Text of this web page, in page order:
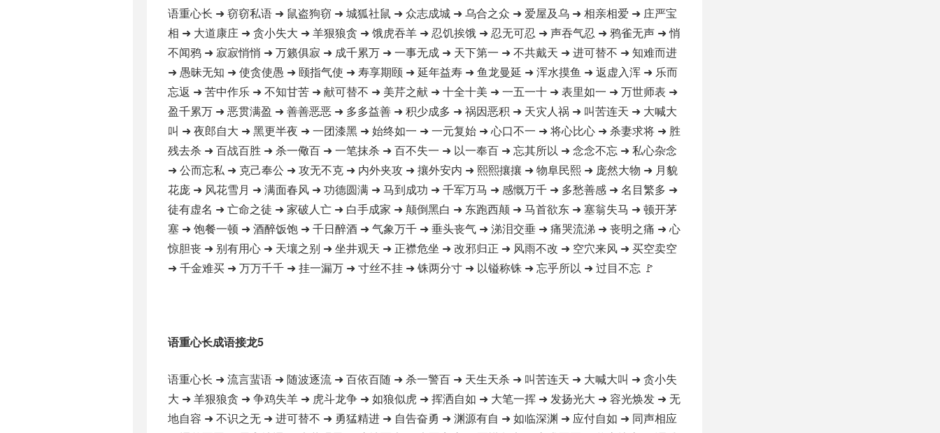
语重心长 ➜ 窃窃私语 ➜ 鼠盗狗窃 ➜ 城狐社鼠 ➜ 众志成城 ➜ 乌合之众 ➜ 爱屋及乌 ➜ 相亲相爱 ➜ 庄严宝
相 ➜ 大道康庄 ➜ 贪小失大 ➜ 羊狠狼贪 ➜ 饿虎吞羊 ➜ 忍饥挨饿 ➜ 忍无可忍 ➜ 声吞气忍 ➜ 鸦雀无声 ➜ 悄
不闻鸦 ➜ 寂寂悄悄 ➜ 万籁俱寂 ➜ 成千累万 ➜ 一事无成 ➜ 天下第一 ➜ 不共戴天 ➜ 进可替不 ➜ 知难而进
➜ 愚昧无知 ➜ 使贪使愚 ➜ 颐指气使 ➜ 寿享期颐 ➜ 延年益寿 ➜ 鱼龙曼延 ➜ 浑水摸鱼 ➜ 返虚入浑 ➜ 乐而
忘返 ➜ 苦中作乐 ➜ 不知甘苦 ➜ 献可替不 ➜ 美芹之献 ➜ 十全十美 ➜ 一五一十 ➜ 表里如一 ➜ 万世师表 ➜
盈千累万 ➜ 恶贯满盈 ➜ 善善恶恶 ➜ 多多益善 ➜ 积少成多 ➜ 祸因恶积 ➜ 天灾人祸 ➜ 叫苦连天 ➜ 大喊大
叫 ➜ 夜郎自大 ➜ 黑更半夜 ➜ 一团漆黑 ➜ 始终如一 ➜ 一元复始 ➜ 心口不一 ➜ 将心比心 ➜ 杀妻求将 ➜ 胜
残去杀 ➜ 百战百胜 ➜ 杀一儆百 ➜ 一笔抹杀 ➜ 百不失一 ➜ 以一奉百 ➜ 忘其所以 ➜ 念念不忘 ➜ 私心杂念
➜ 公而忘私 ➜ 克己奉公 ➜ 攻无不克 ➜ 内外夹攻 ➜ 攘外安内 ➜ 熙熙攘攘 ➜ 物阜民熙 ➜ 庞然大物 ➜ 月貌
花庞 ➜ 风花雪月 ➜ 满面春风 ➜ 功德圆满 ➜ 马到成功 ➜ 千军万马 ➜ 感慨万千 ➜ 多愁善感 ➜ 名目繁多 ➜
徒有虚名 ➜ 亡命之徒 ➜ 家破人亡 ➜ 白手成家 ➜ 颠倒黑白 ➜ 东跑西颠 ➜ 马首欲东 ➜ 塞翁失马 ➜ 顿开茅
塞 ➜ 饱餐一顿 ➜ 酒醉饭饱 ➜ 千日醉酒 ➜ 气象万千 ➜ 垂头丧气 ➜ 涕泪交垂 ➜ 痛哭流涕 ➜ 丧明之痛 ➜ 心
惊胆丧 ➜ 别有用心 ➜ 天壤之别 ➜ 坐井观天 ➜ 正襟危坐 ➜ 改邪归正 ➜ 风雨不改 ➜ 空穴来风 ➜ 买空卖空
➜ 千金难买 ➜ 万万千千 ➜ 挂一漏万 ➜ 寸丝不挂 ➜ 铢两分寸 ➜ 以镒称铢 ➜ 忘乎所以 ➜ 过目不忘 🚩
语重心长成语接龙5
语重心长 ➜ 流言蜚语 ➜ 随波逐流 ➜ 百依百随 ➜ 杀一警百 ➜ 天生天杀 ➜ 叫苦连天 ➜ 大喊大叫 ➜ 贪小失
大 ➜ 羊狠狼贪 ➜ 争鸡失羊 ➜ 虎斗龙争 ➜ 如狼似虎 ➜ 挥洒自如 ➜ 大笔一挥 ➜ 发扬光大 ➜ 容光焕发 ➜ 无
地自容 ➜ 不识之无 ➜ 进可替不 ➜ 勇猛精进 ➜ 自告奋勇 ➜ 渊源有自 ➜ 如临深渊 ➜ 应付自如 ➜ 同声相应